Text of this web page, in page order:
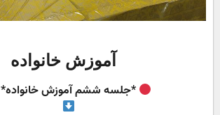
آموزش خانواده
*جلسه ششم آموزش خانواده*